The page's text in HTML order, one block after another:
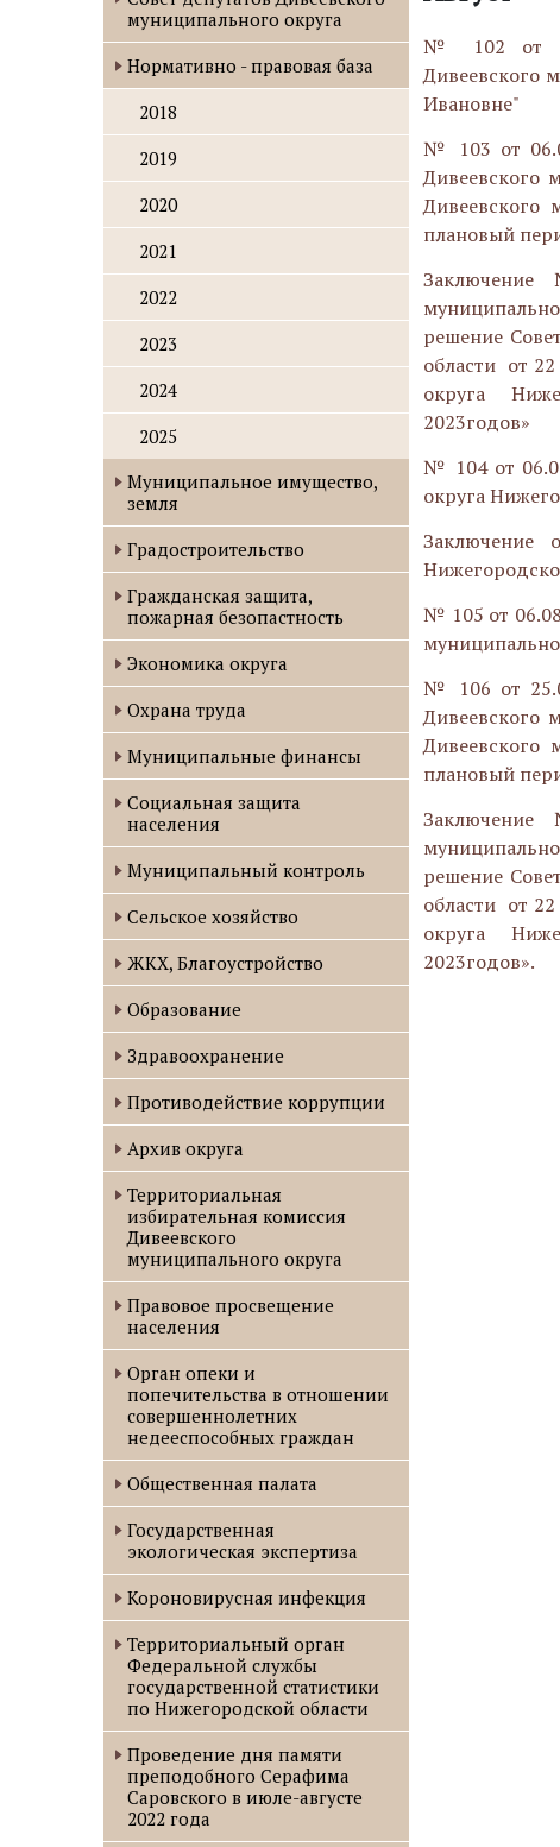
муниципального округа
Нормативно - правовая база
2018
2019
2020
2021
2022
2023
2024
2025
Муниципальное имущество,
земля
Градостроительство
Гражданская защита,
пожарная безопастность
Экономика округа
Охрана труда
Муниципальные финансы
Социальная защита
населения
Муниципальный контроль
Сельское хозяйство
ЖКХ, Благоустройство
Образование
Здравоохранение
Противодействие коррупции
Архив округа
Территориальная
избирательная комиссия
Дивеевского
муниципального округа
Правовое просвещение
населения
Орган опеки и
попечительства в отношении
совершеннолетних
недееспособных граждан
Общественная палата
Государственная
экологическая экспертиза
Короновирусная инфекция
Территориальный орган
Федеральной службы
государственной статистики
по Нижегородской области
Проведение дня памяти
преподобного Серафима
Саровского в июле-августе
2022 года
№ 102 от
Дивеевского
Ивановне"
№ 103 от
Дивеевского
Дивеевского
плановый
решение
области от
округа
2023годов»
№ 104 от
округа
Заключение
№ 105 от
№ 106 от
Дивеевского
Дивеевского
плановый
решение
области от
округа
2023годов».